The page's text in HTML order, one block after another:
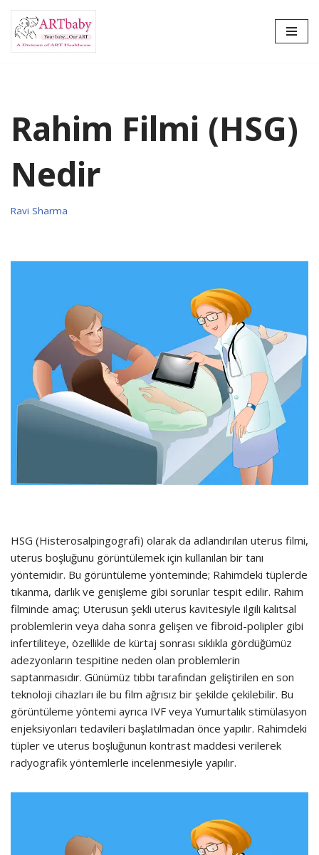
İçeriğe
geç
Rahim Filmi (HSG)
Nedir
Ravi Sharma
HSG (Histerosalpingografi) olarak da adlandırılan uterus filmi,
uterus boşluğunu görüntülemek için kullanılan bir tanı
yöntemidir. Bu görüntüleme yönteminde; Rahimdeki tüplerde
tıkanma, darlık ve genişleme gibi sorunlar tespit edilir. Rahim
filminde amaç; Uterusun şekli uterus kavitesiyle ilgili kalıtsal
problemlerin veya daha sonra gelişen ve fibroid-polipler gibi
infertiliteye, özellikle de kürtaj sonrası sıklıkla gördüğümüz
adezyonların tespitine neden olan problemlerin
saptanmasıdır. Günümüz tıbbı tarafından geliştirilen en son
teknoloji cihazları ile bu film ağrısız bir şekilde çekilebilir. Bu
görüntüleme yöntemi ayrıca IVF veya Yumurtalık stimülasyon
enjeksiyonları tedavileri başlatılmadan önce yapılır. Rahimdeki
tüpler ve uterus boşluğunun kontrast maddesi verilerek
radyografik yöntemlerle incelenmesiyle yapılır.